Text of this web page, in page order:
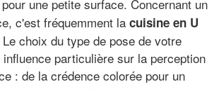
pour une petite surface. Concernant un
c'est fréquemment la cuisine en U
choix du type de pose de votre
particulière sur la perception
: de la crédence colorée pour un